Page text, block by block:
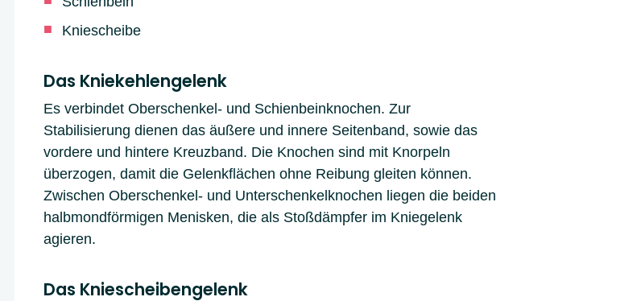
Kniescheibe
Das Kniekehlengelenk
Es verbindet Oberschenkel- und Schienbeinknochen. Zur
Stabilisierung dienen das äußere und innere Seitenband, sowie das
vordere und hintere Kreuzband. Die Knochen sind mit Knorpeln
überzogen, damit die Gelenkflächen ohne Reibung gleiten können.
Zwischen Oberschenkel- und Unterschenkelknochen liegen die beiden
halbmondförmigen Menisken, die als Stoßdämpfer im Kniegelenk
agieren.
Das Kniescheibengelenk